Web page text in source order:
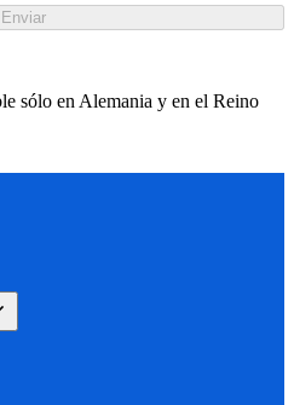
Enviar
sólo en Alemania y en el Reino